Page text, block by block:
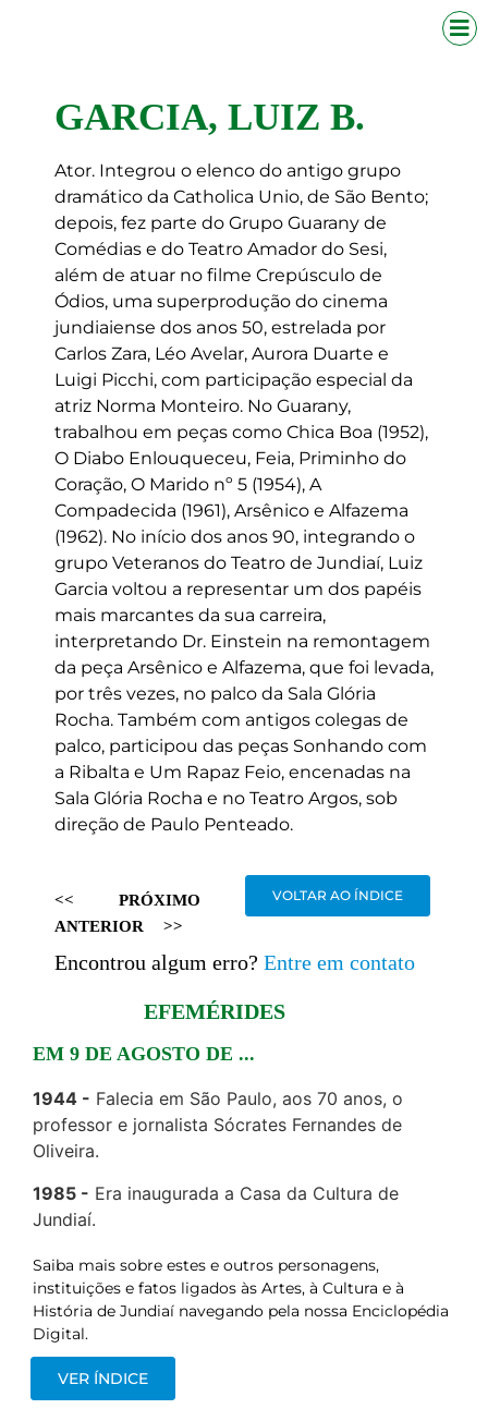
GARCIA, LUIZ B.
Ator. Integrou o elenco do antigo grupo
dramático da Catholica Unio, de São Bento;
depois, fez parte do Grupo Guarany de
Comédias e do Teatro Amador do Sesi,
além de atuar no filme Crepúsculo de
Ódios, uma superprodução do cinema
jundiaiense dos anos 50, estrelada por
Carlos Zara, Léo Avelar, Aurora Duarte e
Luigi Picchi, com participação especial da
atriz Norma Monteiro. No Guarany,
trabalhou em peças como Chica Boa (1952),
O Diabo Enlouqueceu, Feia, Priminho do
Coração, O Marido nº 5 (1954), A
Compadecida (1961), Arsênico e Alfazema
(1962). No início dos anos 90, integrando o
grupo Veteranos do Teatro de Jundiaí, Luiz
Garcia voltou a representar um dos papéis
mais marcantes da sua carreira,
interpretando Dr. Einstein na remontagem
da peça Arsênico e Alfazema, que foi levada,
por três vezes, no palco da Sala Glória
Rocha. Também com antigos colegas de
palco, participou das peças Sonhando com
a Ribalta e Um Rapaz Feio, encenadas na
Sala Glória Rocha e no Teatro Argos, sob
direção de Paulo Penteado.
<<
ANTERIOR
PRÓXIMO
>>
VOLTAR AO ÍNDICE
Encontrou algum erro? Entre em contato
EFEMÉRIDES
EM 9 DE AGOSTO DE ...
1944
Falecia em São Paulo, aos 70 anos, o
professor e jornalista Sócrates Fernandes de
Oliveira.
1985
Era inaugurada a Casa da Cultura de
Jundiaí.
Saiba mais sobre estes e outros personagens,
instituições e fatos ligados às Artes, à Cultura e à
História de Jundiaí navegando pela nossa Enciclopédia
Digital.
VER ÍNDICE